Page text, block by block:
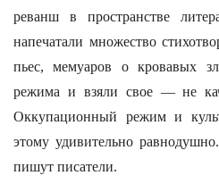
реванш в пространстве
напечатали множество
пьес, мемуаров о кровавых
режима и взяли свое — не
Оккупационный режим и
этому удивительно
пишут писатели.